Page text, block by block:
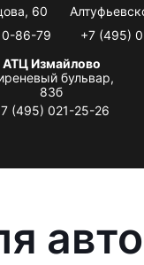
60
86-79
+7 (495)
АТЦ Измайлово
бульвар,
83б
(495) 021-25-26